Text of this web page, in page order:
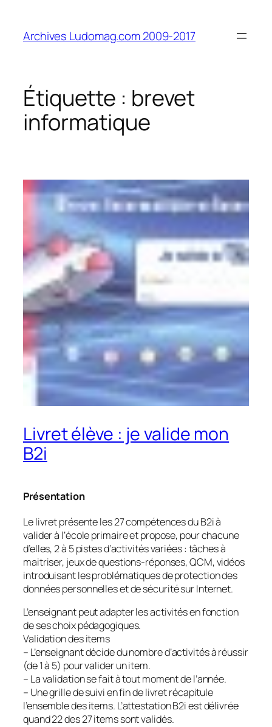
contenu
Archives Ludomag.com 2009-2017
Étiquette : brevet
informatique
Livret élève : je valide mon
B2i
Présentation
Le livret présente les 27 compétences du B2i à
valider à l’école primaire et propose, pour chacune
d’elles, 2 à 5 pistes d’activités variées : tâches à
maitriser, jeux de questions-réponses, QCM, vidéos
introduisant les problématiques de protection des
données personnelles et de sécurité sur Internet.
L’enseignant peut adapter les activités en fonction
de ses choix pédagogiques.
Validation des items
– L’enseignant décide du nombre d’activités à réussir
(de 1 à 5) pour valider un item.
– La validation se fait à tout moment de l’année.
– Une grille de suivi en fin de livret récapitule
l’ensemble des items. L’attestation B2i est délivrée
quand 22 des 27 items sont validés.